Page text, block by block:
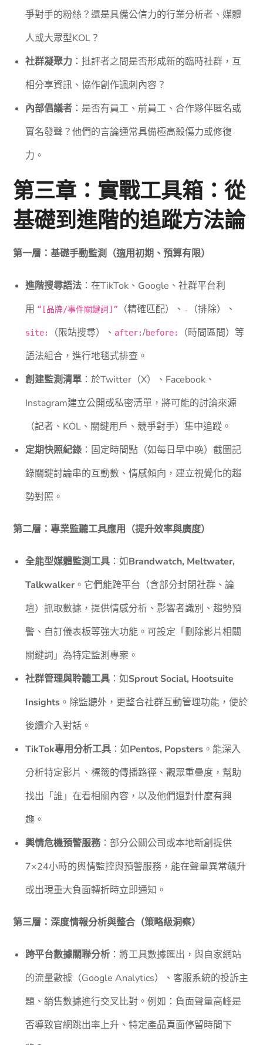
爭對手的粉絲？還是具備公信力的行業分析者、媒體
人或大眾型KOL？
社群凝聚力 ：批評者之間是否形成新的臨時社群，互
相分享資訊、協作創作諷刺內容？
內部倡議者 ：是否有員工、前員工、合作夥伴匿名或
實名發聲？他們的言論通常具備極高殺傷力或修復
力。
第三章：實戰工具箱：從
基礎到進階的追蹤方法論
第一層：基礎手動監測（適用初期、預算有限）
進階搜尋語法 ：在TikTok、Google、社群平台利
用 “[品牌/事件關鍵詞]” （精確匹配）、 - （排除）、
site: （限站搜尋）、 after:/before:
（時間區間）等
語法組合，進行地毯式排查。
創建監測清單 ：於Twitter（X）、Facebook、
Instagram建立公開或私密清單，將可能的討論來源
（記者、KOL、關鍵用戶、競爭對手）集中追蹤。
定期快照紀錄 ：固定時間點（如每日早中晚）截圖記
錄關鍵討論串的互動數、情感傾向，建立視覺化的趨
勢對照。
第二層：專業監聽工具應用（提升效率與廣度）
全能型媒體監測工具 ：如Brandwatch, Meltwater,
Talkwalker 。它們能跨平台（含部分封閉社群、論
壇）抓取數據，提供情感分析、影響者識別、趨勢預
警、自訂儀表板等強大功能。可設定「刪除影片相關
關鍵詞」為特定監測專案。
社群管理與聆聽工具 ：如Sprout Social, Hootsuite
Insights 。除監聽外，更整合社群互動管理功能，便於
後續介入對話。
TikTok專用分析工具 ：如Pentos, Popsters 。能深入
分析特定影片、標籤的傳播路徑、觀眾重疊度，幫助
找出「誰」在看相關內容，以及他們還對什麼有興
趣。
輿情危機預警服務 ：部分公關公司或本地新創提供
7×24小時的輿情監控與預警服務，能在聲量異常飆升
或出現重大負面轉折時立即通知。
第三層：深度情報分析與整合（策略級洞察）
跨平台數據關聯分析 ：將工具數據匯出，與自家網站
的流量數據（Google Analytics）、客服系統的投訴主
題、銷售數據進行交叉比對。例如：負面聲量高峰是
否導致官網跳出率上升、特定產品頁面停留時間下